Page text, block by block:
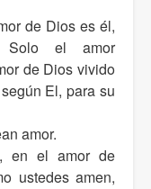
de Dios es él,
Solo el amor
de Dios vivido
El, para su
amor.
en el amor de
ustedes amen,